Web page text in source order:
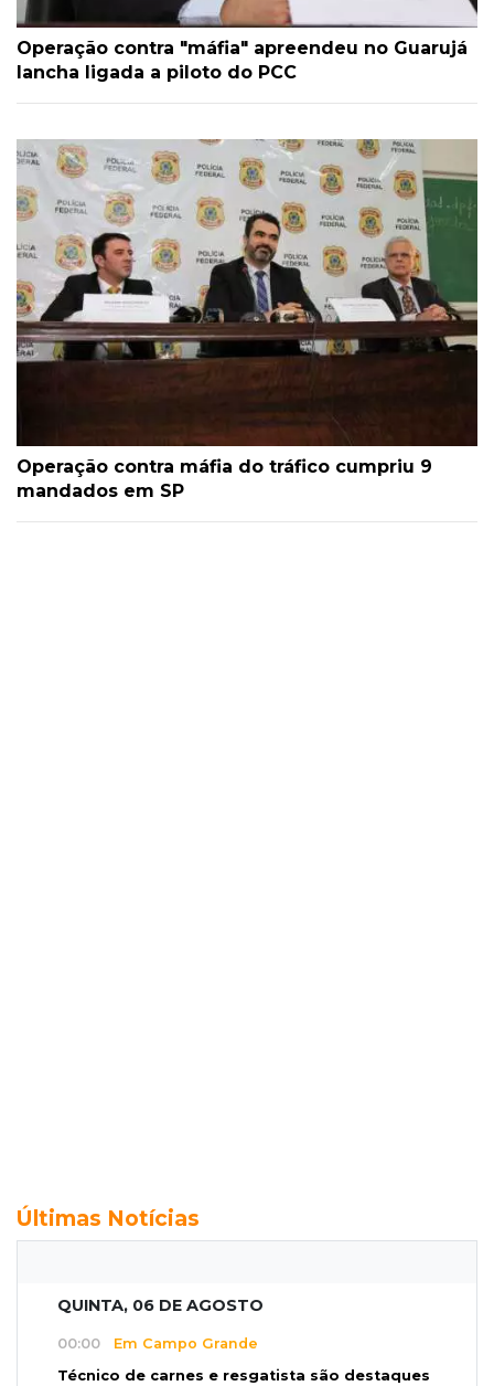
Operação contra "máfia" apreendeu no Guarujá
lancha ligada a piloto do PCC
Operação contra máfia do tráfico cumpriu 9
mandados em SP
Últimas Notícias
QUINTA, 06 DE AGOSTO
00:00 Em Campo Grande
Técnico de carnes e resgatista são destaques